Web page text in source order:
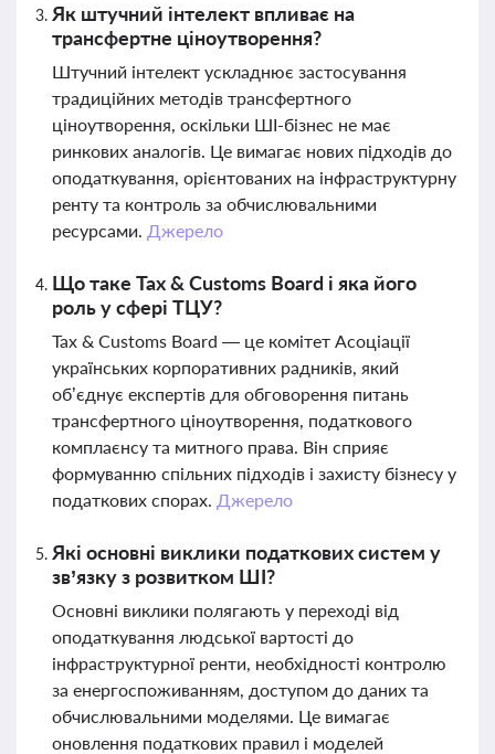
Як штучний інтелект впливає на
трансфертне ціноутворення?
Штучний інтелект ускладнює застосування
традиційних методів трансфертного
ціноутворення, оскільки ШІ-бізнес не має
ринкових аналогів. Це вимагає нових підходів до
оподаткування, орієнтованих на інфраструктурну
ренту та контроль за обчислювальними
ресурсами. Джерело
Що таке Tax & Customs Board і яка його
роль у сфері ТЦУ?
Tax & Customs Board — це комітет Асоціації
українських корпоративних радників, який
об’єднує експертів для обговорення питань
трансфертного ціноутворення, податкового
комплаєнсу та митного права. Він сприяє
формуванню спільних підходів і захисту бізнесу у
податкових спорах. Джерело
Які основні виклики податкових систем у
зв’язку з розвитком ШІ?
Основні виклики полягають у переході від
оподаткування людської вартості до
інфраструктурної ренти, необхідності контролю
за енергоспоживанням, доступом до даних та
обчислювальними моделями. Це вимагає
оновлення податкових правил і моделей